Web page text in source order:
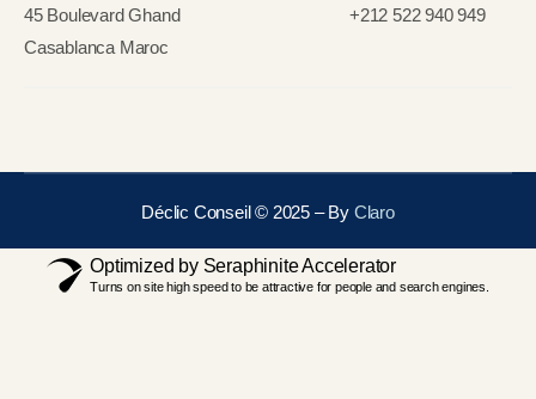
45 Boulevard Ghand
Casablanca Maroc
+212 522 940 949
Déclic Conseil © 2025 – By Claro